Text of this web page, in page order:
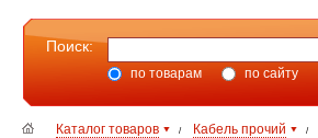
Поиск:
по товарам по сайту
Каталог товаров / Кабель прочий /